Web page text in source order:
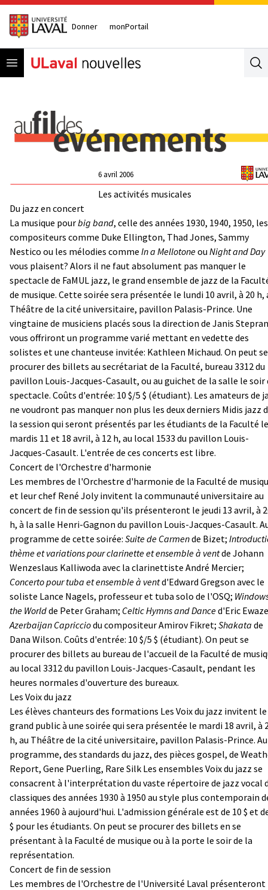
Donner monPortail
Open menu
6 avril 2006
Les activités musicales
Du jazz en concert
La musique pourbig band, celle des années 1930, 1940, 1950, les
compositeurs comme Duke Ellington, Thad Jones, Sammy
Nestico ou les mélodies comme In a Mellotoneou Night and Day
vous plaisent? Alors il ne faut absolument pas manquer le
spectacle de FaMUL jazz, le grand ensemble de jazz de la
de musique. Cette soirée sera présentée le lundi 10 avril, à 20 h,
Théâtre de la cité universitaire, pavillon Palasis-Prince. Une
vingtaine de musiciens placés sous la direction de Janis
vous offriront un programme varié mettant en vedette des
solistes et une chanteuse invitée: Kathleen Michaud. On peut se
procurer des billets au secrétariat de la Faculté, bureau 3312 du
pavillon Louis-Jacques-Casault, ou au guichet de la salle le soir
spectacle. Coûts d'entrée: 10 $/5 $ (étudiant). Les amateurs de
ne voudront pas manquer non plus les deux derniers Midis jazz
la session qui seront présentés par les étudiants de la Faculté
mardis 11 et 18 avril, à 12 h, au local 1533 du pavillon Louis-
Jacques-Casault. L'entrée de ces concerts est libre.
Concert de l'Orchestre d'harmonie
Les membres de l'Orchestre d'harmonie de la Faculté de
et leur chef René Joly invitent la communauté universitaire au
concert de fin de session qu'ils présenteront le jeudi 13 avril, à
h, à la salle Henri-Gagnon du pavillon Louis-Jacques-Casault.
programme de cette soirée: Suite de Carmende Bizet;
thème et variations pour clarinette et ensemble à ventde Johann
Wenzeslaus Kalliwoda avec la clarinettiste André Mercier;
Concerto pour tuba et ensemble à ventd'Edward Gregson avec le
soliste Lance Nagels, professeur et tuba solo de l'OSQ;
the Worldde Peter Graham; Celtic Hymns and Danced'Eric
Azerbaijan Capricciodu compositeur Amirov Fikret; Shakata de
Dana Wilson. Coûts d'entrée: 10 $/5 $ (étudiant). On peut se
procurer des billets au bureau de l'accueil de la Faculté de
au local 3312 du pavillon Louis-Jacques-Casault, pendant les
heures normales d'ouverture des bureaux.
Les Voix du jazz
Les élèves chanteurs des formations Les Voix du jazz invitent le
grand public à une soirée qui sera présentée le mardi 18 avril, à
h, au Théâtre de la cité universitaire, pavillon Palasis-Prince. Au
programme, des standards du jazz, des pièces gospel, de
Report, Gene Puerling, Rare Silk Les ensembles Voix du jazz se
consacrent à l'interprétation du vaste répertoire de jazz vocal
classiques des années 1930 à 1950 au style plus contemporain
années 1960 à aujourd'hui. L'admission générale est de 10 $ et
$ pour les étudiants. On peut se procurer des billets en se
présentant à la Faculté de musique ou à la porte le soir de la
représentation.
Concert de fin de session
Les membres de l'Orchestre de l'Université Laval présenteront